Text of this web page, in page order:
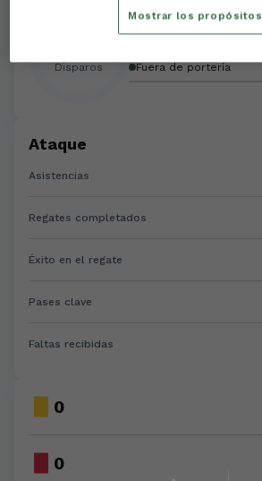
Disparos
A portería
Fuera de portería
Ataque
Asistencias
Regates completados
Éxito en el regate
Pases clave
Faltas recibidas
0
0
Mostrar los propósitos